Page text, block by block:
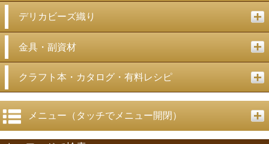
デリカビーズ織り
金具・副資材
クラフト本・カタログ・有料レシピ
メニュー（タッチでメニュー開閉）